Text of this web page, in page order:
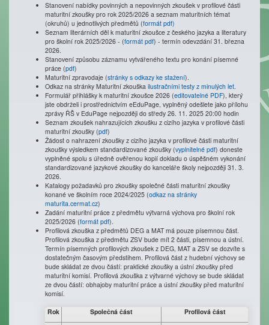
Stanovení nabídky povinných a nepovinných zkoušek v profilové části
maturitní zkoušky pro rok 2025/2026 a seznam maturitních témat
(okruhů) u jednotlivých předmětů (formát pdf)
Seznam literárních děl k maturitní zkoušce z českého jazyka a literatury
pro školní rok 2025/2026 - (formát pdf) - termín odevzdání 31. března
2026.
Stanovení způsobu záznamu vytvářeného textu pro konání písemné
práce (pdf)
Maturitní zpravodaje (stránky s odkazy ke stažení).
Odkaz na stránky Maturitní zkouška ilustračními testy z minulých let.
Formulář přihlášky k maturitní zkoušce 2026 (editovatelné PDF), který
jste obdrželi i prostřednictvím eEduPage, vyplněný odešlete jako přílohu
zprávy ŘŠ v EduPage nejpozději do středy 26. 11. 2025 20:00 hodin
Seznam zkoušek nahrazujících zkoušku z cizího jazyka v profilové části
maturitní zkoušky (pdf)
Žádost o nahrazení zkoušky z cizího jazyka v profilové části maturitní
zkoušky výsledkem standardizované zkoušky (vyplnitelné pdf) doneste
vyplněné spolu s úředně ověřenou kopií dokladu o úspěšném vykonání
standardizované jazykové zkoušky do kanceláře školy nejpozději 31. 3.
2026.
Katalogy požadavků pro zkoušky společné části maturitní zkoušky
konané ve školním roce 2024/2025 (odkaz na stránky
maturita.cermat.cz)
Zadání maturitní práce z předmětu výtvarná výchova pro školní rok
2025/2026 (formát pdf).
Profilová zkouška z předmětů DEG a MAT má pouze písemnou část.
Profilová zkouška z předmětu ZSV bude mít 2 části, písemnou a ústní.
Termín písemných profilových zkoušek z DEG, MAT a ZSV se dozvíte s
dostatečným časovým předstihem. Profilová část z hudební výchovy se
bude skládat ze dvou částí: praktické zkoušky a ústní zkoušky před
maturitní komisí. Profilová zkouška z výtvarné výchovy se bude skládat
ze dvou částí: obhajoby maturitní práce a ústní zkoušky před maturitní
komisí.
Rok
Společná část Profilová část